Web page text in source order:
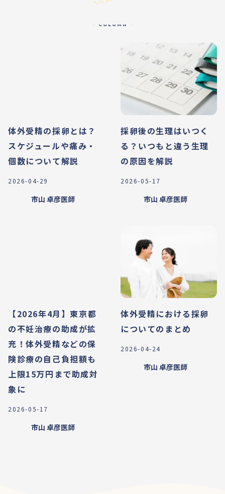
COLUMN
体外受精の採卵とは？
スケジュールや痛み・
個数について解説
2026-04-29
市山 卓彦医師
採卵後の生理はいつく
る？いつもと違う生理
の原因を解説
2026-05-17
市山 卓彦医師
【2026年4月】東京都
の不妊治療の助成が拡
充！体外受精などの保
険診療の自己負担額も
上限15万円まで助成対
象に
2026-05-17
市山 卓彦医師
体外受精における採卵
についてのまとめ
2026-04-24
市山 卓彦医師